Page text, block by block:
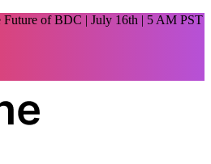
of BDC | July 16th | 5 AM PST